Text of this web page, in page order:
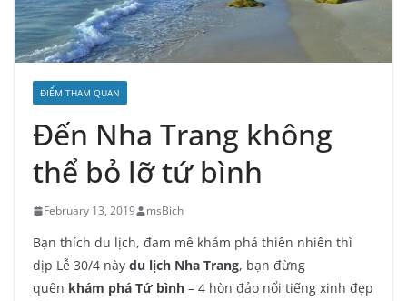
ĐIỂM THAM QUAN
Đến Nha Trang không
thể bỏ lỡ tứ bình
February 13, 2019 msBich
Bạn thích du lịch, đam mê khám phá thiên nhiên thì
dịp Lễ 30/4 này du lịch Nha Trang, bạn đừng
quên khám phá Tứ bình – 4 hòn đảo nổi tiếng xinh đẹp